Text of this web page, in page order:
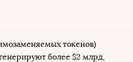
токенов)
более $2 млрд,